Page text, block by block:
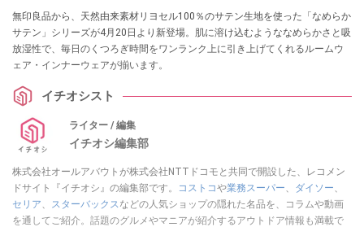
無印良品から、天然由来素材リヨセル100％のサテン生地を使った「なめらか
サテン」シリーズが4月20日より新登場。肌に溶け込むようななめらかさと吸
放湿性で、毎日のくつろぎ時間をワンランク上に引き上げてくれるルームウ
ェア・インナーウェアが揃います。
イチオシスト
ライター / 編集
イチオシ編集部
株式会社オールアバウトが株式会社NTTドコモと共同で開設した、レコメン
ドサイト『イチオシ』の編集部です。
コストコや業務スーパー、 ダイソー、
セリア、 スターバックスなどの人気ショップの隠れた名品を、コラムや動画
を通してご紹介。話題のグルメやマニアが紹介するアウトドア情報も満載で